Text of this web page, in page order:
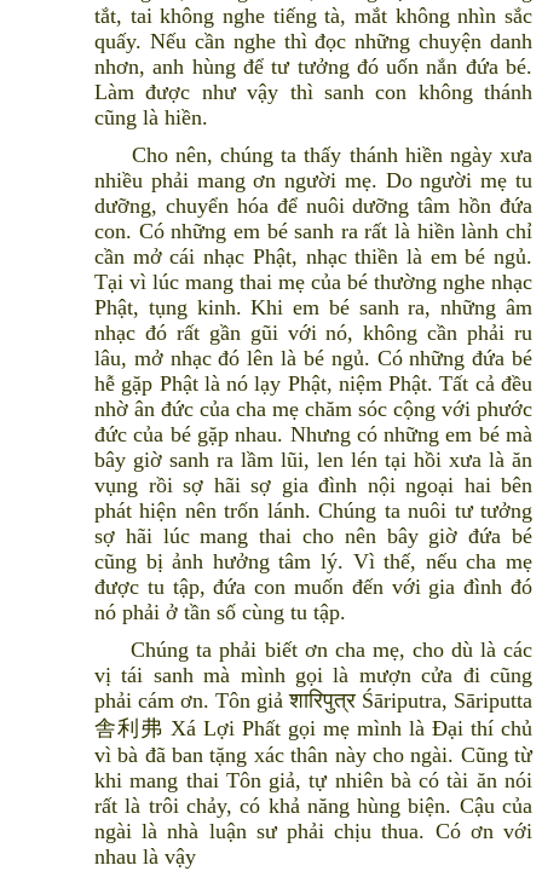
tắt, tai không nghe tiếng tà, mắt không nhìn sắc
quấy. Nếu cần nghe thì đọc những chuyện danh
nhơn, anh hùng để tư tưởng đó uốn nắn đứa bé.
Làm được như vậy thì sanh con không thánh
cũng là hiền.
Cho nên, chúng ta thấy thánh hiền ngày xưa
nhiều phải mang ơn người mẹ. Do người mẹ tu
dưỡng, chuyển hóa để nuôi dưỡng tâm hồn đứa
con. Có những em bé sanh ra rất là hiền lành chỉ
cần mở cái nhạc Phật, nhạc thiền là em bé ngủ.
Tại vì lúc mang thai mẹ của bé thường nghe nhạc
Phật, tụng kinh. Khi em bé sanh ra, những âm
nhạc đó rất gần gũi với nó, không cần phải ru
lâu, mở nhạc đó lên là bé ngủ. Có những đứa bé
hễ gặp Phật là nó lạy Phật, niệm Phật. Tất cả đều
nhờ ân đức của cha mẹ chăm sóc cộng với phước
đức của bé gặp nhau. Nhưng có những em bé mà
bây giờ sanh ra lầm lũi, len lén tại hồi xưa là ăn
vụng rồi sợ hãi sợ gia đình nội ngoại hai bên
phát hiện nên trốn lánh. Chúng ta nuôi tư tưởng
sợ hãi lúc mang thai cho nên bây giờ đứa bé
cũng bị ảnh hưởng tâm lý. Vì thế, nếu cha mẹ
được tu tập, đứa con muốn đến với gia đình đó
nó phải ở tần số cùng tu tập.
Chúng ta phải biết ơn cha mẹ, cho dù là các
vị tái sanh mà mình gọi là mượn cửa đi cũng
phải cám ơn. Tôn giả शारिपुत्र Śāriputra, Sāriputta
舎利弗 Xá Lợi Phất gọi mẹ mình là Đại thí chủ
vì bà đã ban tặng xác thân này cho ngài. Cũng từ
khi mang thai Tôn giả, tự nhiên bà có tài ăn nói
rất là trôi chảy, có khả năng hùng biện. Cậu của
ngài là nhà luận sư phải chịu thua. Có ơn với
nhau là vậy